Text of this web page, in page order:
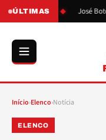
ÚLTIMAS
de Boto José Boto se
Início›Elenco›Notícia
ELENCO